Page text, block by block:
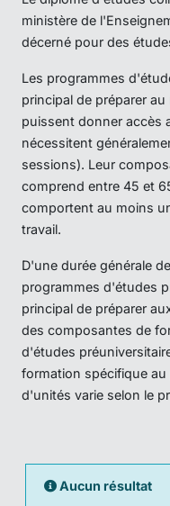
ministère de
décerné pour des
Les programmes
principal de préparer
puissent donner accès
nécessitent
sessions). Leur
comprend entre 45 et
comportent au moins
travail.
D'une durée générale
programmes d'études
principal de préparer
des composantes de
d'études
formation spécifique
d'unités varie selon le
Aucun résultat